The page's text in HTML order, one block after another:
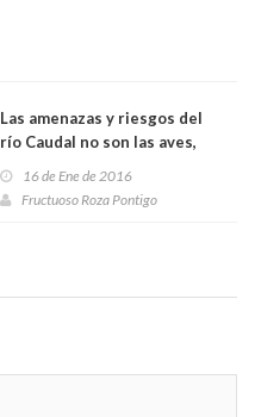
Las amenazas y riesgos del
río Caudal no son las aves,
son otras de sobras
conocidas
16 de Ene de 2016
Fructuoso Roza Pontigo